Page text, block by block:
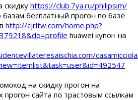
скидку https://club.7ya.ru/philipsim/
базам бесплатный прогон по базе
http://cjrltw.com/home.php?
huawei купон на
на скидку прогон на
прогон сайта по трастовым ссылкам